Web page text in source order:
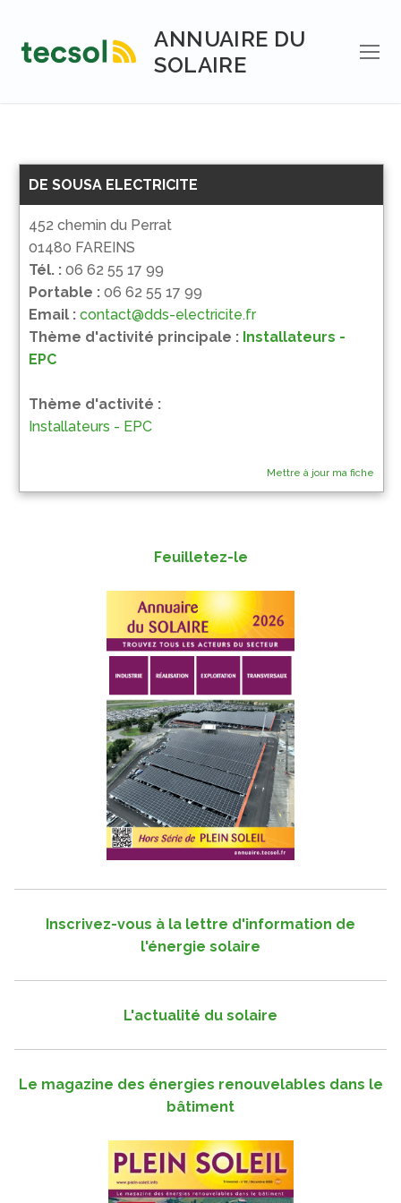
contenu
ANNUAIRE DU
SOLAIRE
DE SOUSA ELECTRICITE
452 chemin du Perrat
01480 FAREINS
Tél. : 06 62 55 17 99
Portable : 06 62 55 17 99
Email : contact@dds-electricite.fr
Thème d'activité principale : Installateurs -
EPC
Thème d'activité :
Installateurs - EPC
Mettre à jour ma fiche
Feuilletez-le
Inscrivez-vous à la lettre d'information de
l'énergie solaire
L'actualité du solaire
Le magazine des énergies renouvelables dans le
bâtiment